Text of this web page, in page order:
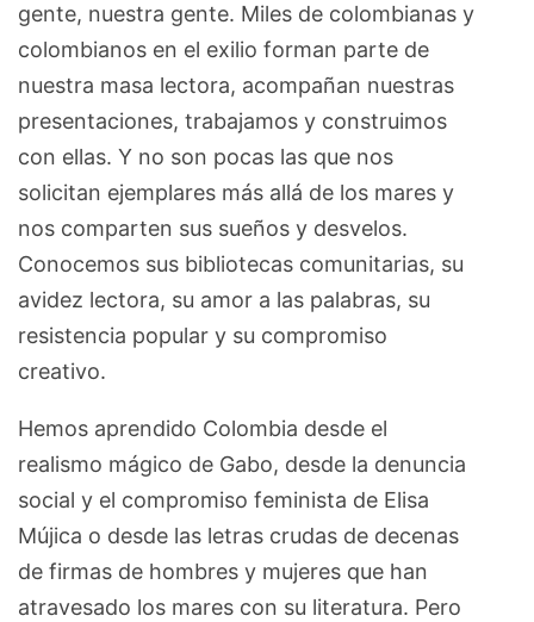
gente, nuestra gente. Miles de colombianas y
colombianos en el exilio forman parte de
nuestra masa lectora, acompañan nuestras
presentaciones, trabajamos y construimos
con ellas. Y no son pocas las que nos
solicitan ejemplares más allá de los mares y
nos comparten sus sueños y desvelos.
Conocemos sus bibliotecas comunitarias, su
avidez lectora, su amor a las palabras, su
resistencia popular y su compromiso
creativo.
Hemos aprendido Colombia desde el
realismo mágico de Gabo, desde la denuncia
social y el compromiso feminista de Elisa
Mújica o desde las letras crudas de decenas
de firmas de hombres y mujeres que han
atravesado los mares con su literatura. Pero